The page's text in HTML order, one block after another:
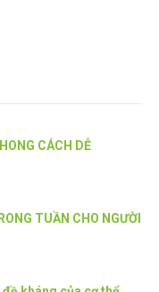
CÁCH DỄ
TUẦN CHO NGƯỜI